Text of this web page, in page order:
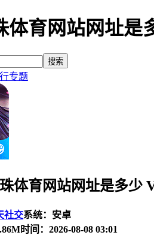
体育网站网址是
专题
体育网站网址是多少
社交系统：安卓
时间：2026-08-08 03:01